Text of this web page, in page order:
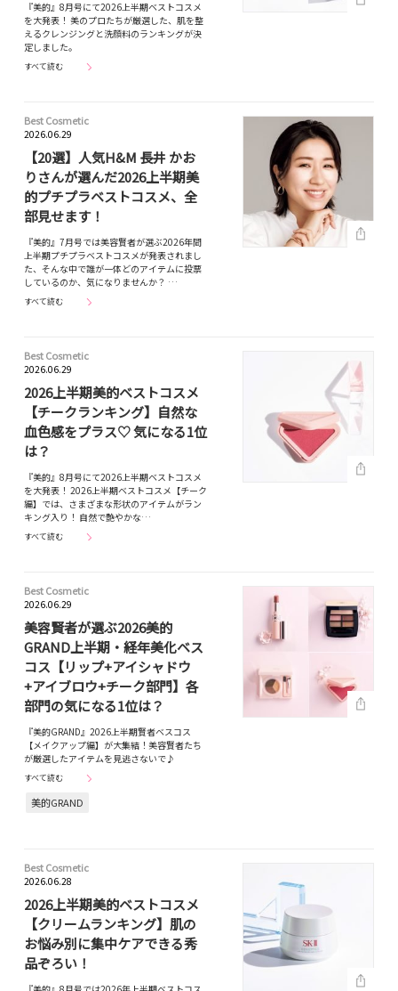
『美的』8月号にて2026上半期ベストコスメ
を大発表！ 美のプロたちが厳選した、肌を整
えるクレンジングと洗顔料のランキングが決
定しました。
すべて読む
Best Cosmetic
2026.06.29
【20選】人気H&M 長井 かお
りさんが選んだ2026上半期美
的プチプラベストコスメ、全
部見せます！
『美的』7月号では美容賢者が選ぶ2026年間
上半期プチプラベストコスメが発表されまし
た、そんな中で誰が一体どのアイテムに投票
しているのか、気になりませんか？ …
すべて読む
Best Cosmetic
2026.06.29
2026上半期美的ベストコスメ
【チークランキング】自然な
血色感をプラス♡ 気になる1位
は？
『美的』8月号にて2026上半期ベストコスメ
を大発表！ 2026上半期ベストコスメ【チーク
編】では、さまざまな形状のアイテムがラン
キング入り！ 自然で艶やかな…
すべて読む
Best Cosmetic
2026.06.29
美容賢者が選ぶ2026美的
GRAND上半期・経年美化ベス
コス【リップ+アイシャドウ
+アイブロウ+チーク部門】各
部門の気になる1位は？
『美的GRAND』2026上半期賢者ベスコス
【メイクアップ編】が大集結！美容賢者たち
が厳選したアイテムを見逃さないで♪
すべて読む
美的GRAND
Best Cosmetic
2026.06.28
2026上半期美的ベストコスメ
【クリームランキング】肌の
お悩み別に集中ケアできる秀
品ぞろい！